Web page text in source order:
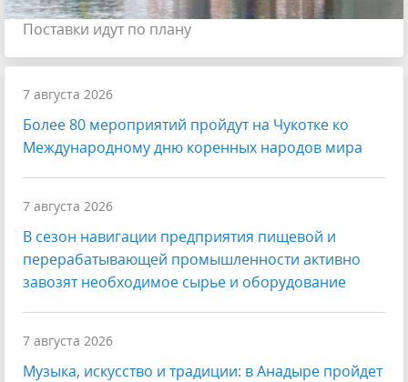
Поставки идут по плану
7 августа 2026
Более 80 мероприятий пройдут на Чукотке ко
Международному дню коренных народов мира
7 августа 2026
В сезон навигации предприятия пищевой и
перерабатывающей промышленности активно
завозят необходимое сырье и оборудование
7 августа 2026
Музыка, искусство и традиции: в Анадыре пройдет